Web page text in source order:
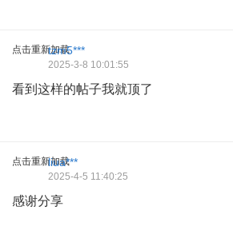
点击重新加载
tzm5***
2025-3-8 10:01:55
看到这样的帖子我就顶了
点击重新加载
liua***
2025-4-5 11:40:25
感谢分享